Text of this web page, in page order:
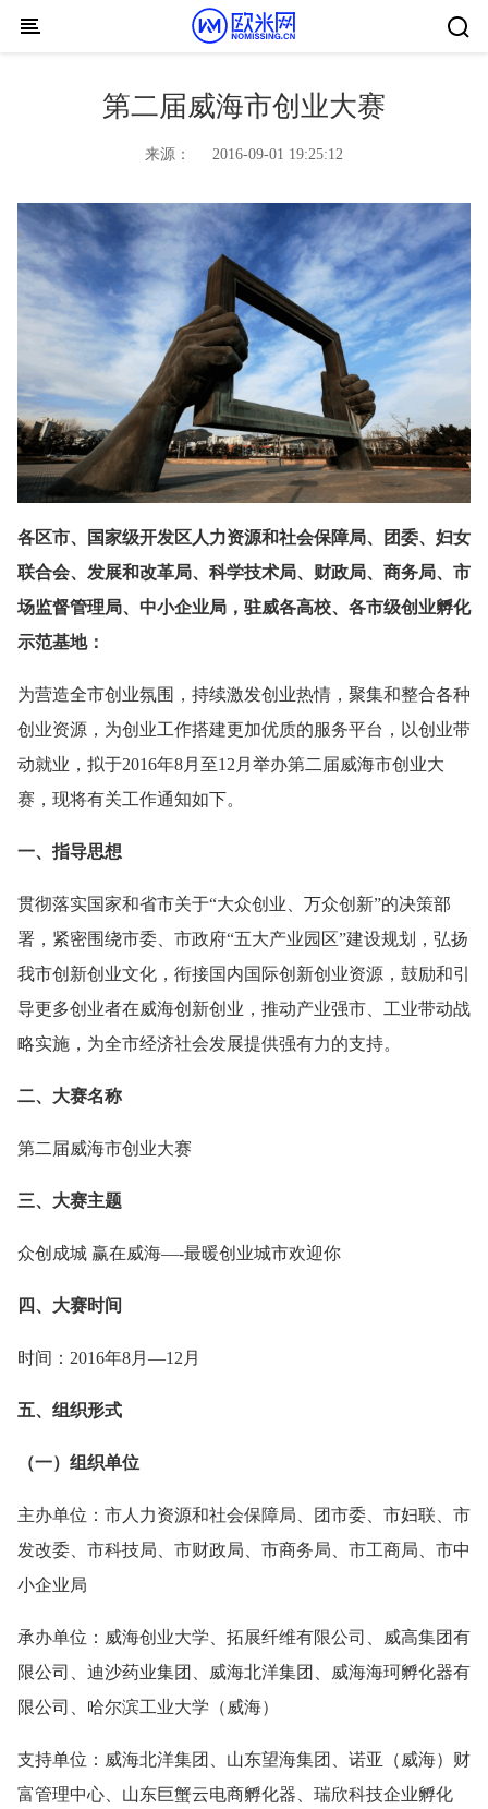
Skip to content
第二届威海市创业大赛
来源： 2016-09-01 19:25:12
各区市、国家级开发区人力资源和社会保障局、团委、妇女
联合会、发展和改革局、科学技术局、财政局、商务局、市
场监督管理局、中小企业局，驻威各高校、各市级创业孵化
示范基地：
为营造全市创业氛围，持续激发创业热情，聚集和整合各种
创业资源，为创业工作搭建更加优质的服务平台，以创业带
动就业，拟于2016年8月至12月举办第二届威海市创业大
赛，现将有关工作通知如下。
一、指导思想
贯彻落实国家和省市关于“大众创业、万众创新”的决策部
署，紧密围绕市委、市政府“五大产业园区”建设规划，弘扬
我市创新创业文化，衔接国内国际创新创业资源，鼓励和引
导更多创业者在威海创新创业，推动产业强市、工业带动战
略实施，为全市经济社会发展提供强有力的支持。
二、大赛名称
第二届威海市创业大赛
三、大赛主题
众创成城 赢在威海—-最暖创业城市欢迎你
四、大赛时间
时间：2016年8月—12月
五、组织形式
（一）组织单位
主办单位：市人力资源和社会保障局、团市委、市妇联、市
发改委、市科技局、市财政局、市商务局、市工商局、市中
小企业局
承办单位：威海创业大学、拓展纤维有限公司、威高集团有
限公司、迪沙药业集团、威海北洋集团、威海海珂孵化器有
限公司、哈尔滨工业大学（威海）
支持单位：威海北洋集团、山东望海集团、诺亚（威海）财
富管理中心、山东巨蟹云电商孵化器、瑞欣科技企业孵化